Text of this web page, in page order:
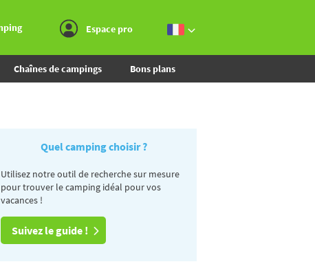
Espace pro
Chaînes de campings Bons plans
Quel camping choisir ?
Utilisez notre outil de recherche sur mesure
pour trouver le camping idéal pour vos
vacances !
Suivez le guide !